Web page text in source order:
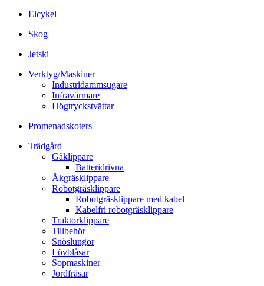
Elcykel
Skog
Jetski
Verktyg/Maskiner
Industridammsugare
Infravärmare
Högtryckstvättar
Promenadskoters
Trädgård
Gåklippare
Batteridrivna
Åkgräsklippare
Robotgräsklippare
Robotgräsklippare med kabel
Kabelfri robotgräsklippare
Traktorklippare
Tillbehör
Snöslungor
Lövblåsar
Sopmaskiner
Jordfräsar